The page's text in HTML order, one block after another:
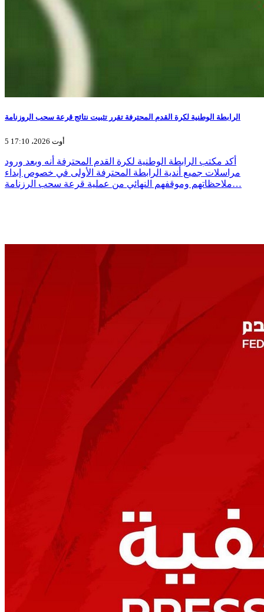
الرابطة الوطنية لكرة القدم المحترفة تقرر تثبيت نتائج قرعة سحب الروزنامة
5 أوت 2026، 17:10
أكد مكتب الرابطة الوطنية لكرة القدم المحترفة أنه وبعد ورود
مراسلات جميع أندية الرابطة المحترفة الأولى في خصوص إبداء
ملاحظاتهم وموقفهم النهائي من عملية قرعة سحب الرزنامة…